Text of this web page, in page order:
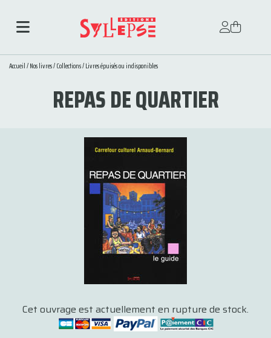
Accueil/Nos livres/Collections/Livres épuisés ou indisponibles
REPAS DE QUARTIER
Cet ouvrage est actuellement en rupture de stock.